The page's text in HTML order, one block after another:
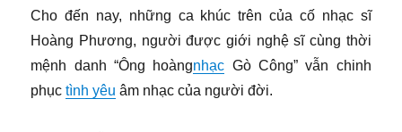
Cho đến nay, những ca khúc trên của cố nhạc sĩ
Hoàng Phương, người được giới nghệ sĩ cùng thời
mệnh danh “Ông hoàngnhạc Gò Công” vẫn chinh
phụctình yêu âm nhạc của người đời.